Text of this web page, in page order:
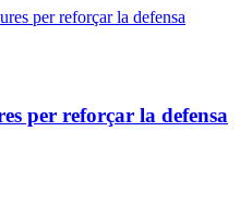
per reforçar la defensa